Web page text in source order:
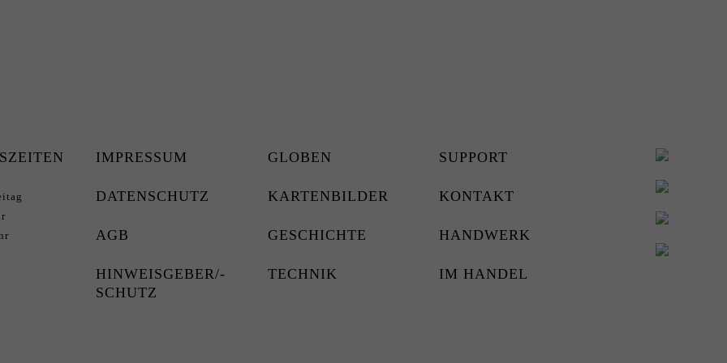
IMPRESSUM
DATENSCHUTZ
AGB
HINWEISGEBER/-
SCHUTZ
GLOBEN
KARTENBILDER
GESCHICHTE
TECHNIK
SUPPORT
KONTAKT
HANDWERK
IM HANDEL